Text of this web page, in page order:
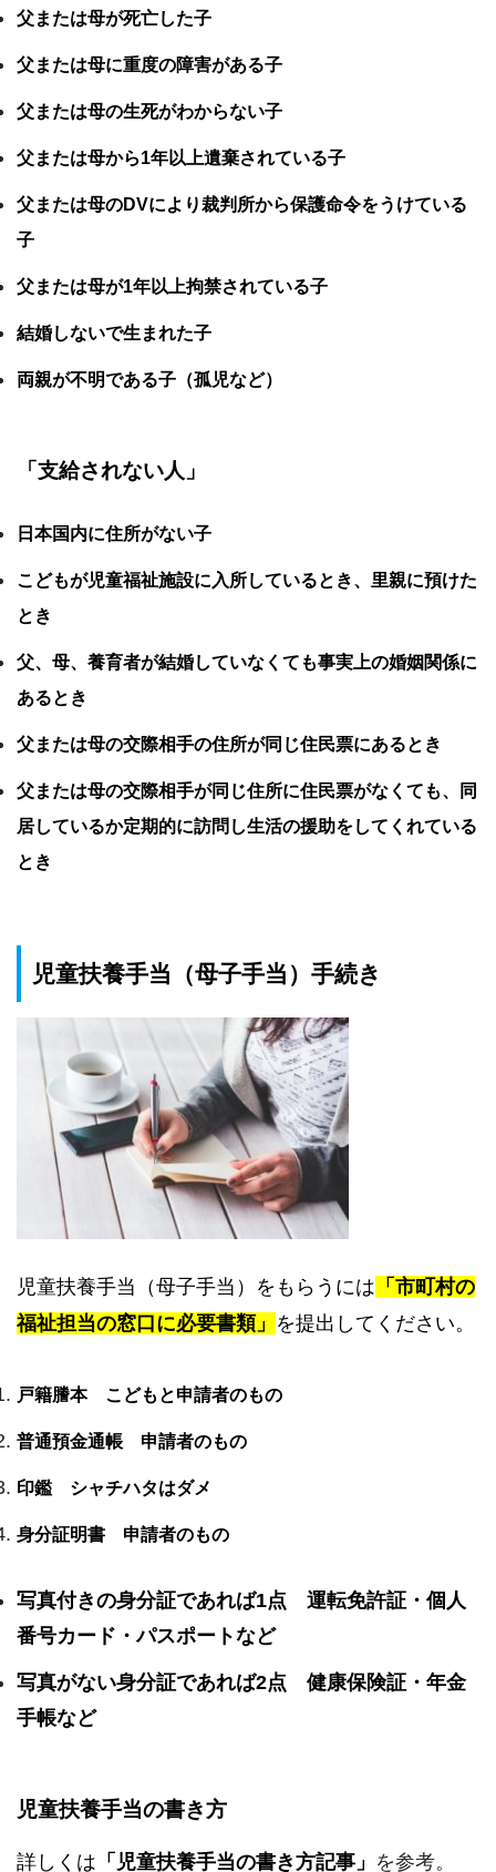
父または母が死亡した子
父または母に重度の障害がある子
父または母の生死がわからない子
父または母から1年以上遺棄されている子
父または母のDVにより裁判所から保護命令をうけている
子
父または母が1年以上拘禁されている子
結婚しないで生まれた子
両親が不明である子（孤児など）
「支給されない人」
日本国内に住所がない子
こどもが児童福祉施設に入所しているとき、里親に預けた
とき
父、母、養育者が結婚していなくても事実上の婚姻関係に
あるとき
父または母の交際相手の住所が同じ住民票にあるとき
父または母の交際相手が同じ住所に住民票がなくても、同
居しているか定期的に訪問し生活の援助をしてくれている
とき
児童扶養手当（母子手当）手続き
児童扶養手当（母子手当）をもらうには 「市町村の
福祉担当の窓口に必要書類」 を提出してください。
戸籍謄本 こどもと申請者のもの
普通預金通帳 申請者のもの
印鑑 シャチハタはダメ
身分証明書 申請者のもの
写真付きの身分証であれば1点 運転免許証・個人
番号カード・パスポートなど
写真がない身分証であれば2点 健康保険証・年金
手帳など
児童扶養手当の書き方
詳しくは 「児童扶養手当の書き方記事」 を参考。